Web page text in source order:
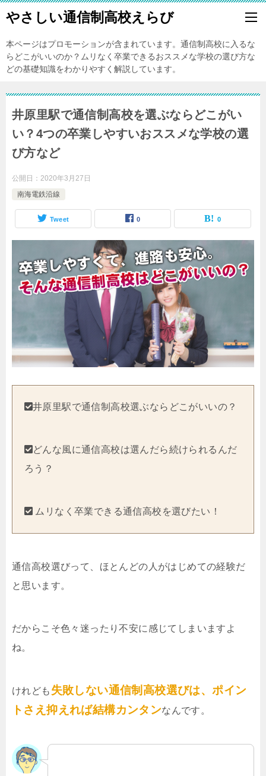
やさしい通信制高校えらび
本ページはプロモーションが含まれています。通信制高校に入るな
らどこがいいのか？ムリなく卒業できるおススメな学校の選び方な
どの基礎知識をわかりやすく解説しています。
井原里駅で通信制高校を選ぶならどこがい
い？4つの卒業しやすいおススメな学校の選
び方など
公開日： 2020年3月27日
南海電鉄沿線
Tweet 0 0
井原里駅で通信制高校選ぶならどこがいいの？
どんな風に通信高校は選んだら続けられるんだ
ろう？
ムリなく卒業できる通信高校を選びたい！
通信高校選びって、ほとんどの人がはじめての経験だ
と思います。
だからこそ色々迷ったり不安に感じてしまいますよ
ね。
けれども 失敗しない通信制高校選びは、ポイン
トさえ抑えれば結構カンタンなんです。